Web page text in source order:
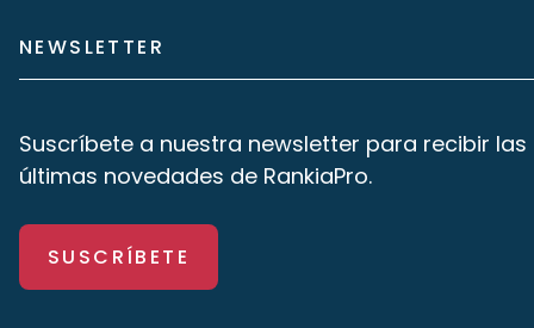
NEWSLETTER
Suscríbete a nuestra newsletter para recibir las
últimas novedades de RankiaPro.
SUSCRÍBETE